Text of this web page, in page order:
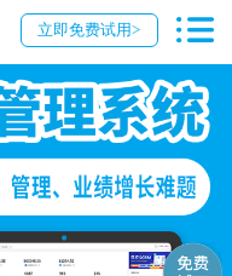
立即免费试用>